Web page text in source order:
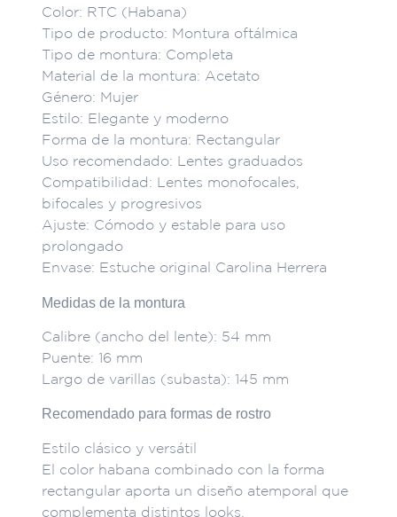
Color: RTC (Habana)
Tipo de producto: Montura oftálmica
Tipo de montura: Completa
Material de la montura: Acetato
Género: Mujer
Estilo: Elegante y moderno
Forma de la montura: Rectangular
Uso recomendado: Lentes graduados
Compatibilidad: Lentes monofocales,
bifocales y progresivos
Ajuste: Cómodo y estable para uso
prolongado
Envase: Estuche original Carolina Herrera
Medidas de la montura
Calibre (ancho del lente): 54 mm
Puente: 16 mm
Largo de varillas (subasta): 145 mm
Recomendado para formas de rostro
Estilo clásico y versátil
El color habana combinado con la forma
rectangular aporta un diseño atemporal que
complementa distintos looks.